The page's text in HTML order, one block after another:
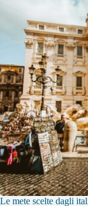
Le mete scelte dagli